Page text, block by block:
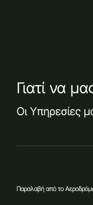
Γιατί να
Οι Υπηρεσίες
Παραλαβή από το